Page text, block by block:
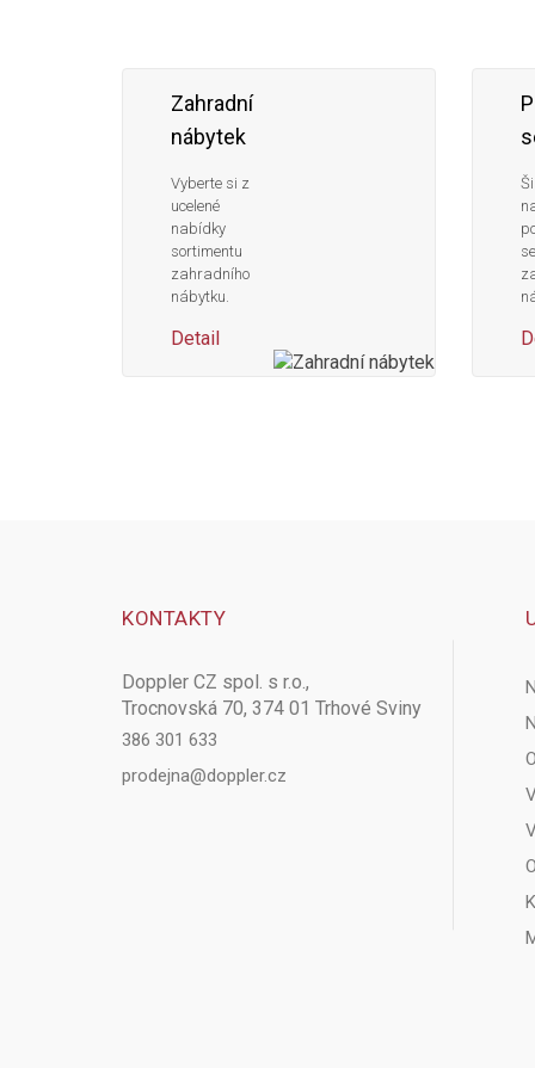
Zahradní
nábytek
Vyberte si z
ucelené
nabídky
sortimentu
zahradního
nábytku.
Detail
KONTAKTY
Doppler CZ spol. s r.o.,
Trocnovská 70, 374 01 Trhové Sviny
386 301 633
prodejna@doppler.cz